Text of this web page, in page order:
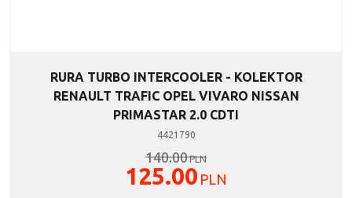
RURA TURBO INTERCOOLER - KOLEKTOR
RENAULT TRAFIC OPEL VIVARO NISSAN
PRIMASTAR 2.0 CDTI
4421790
140.00PLN
125.00 PLN